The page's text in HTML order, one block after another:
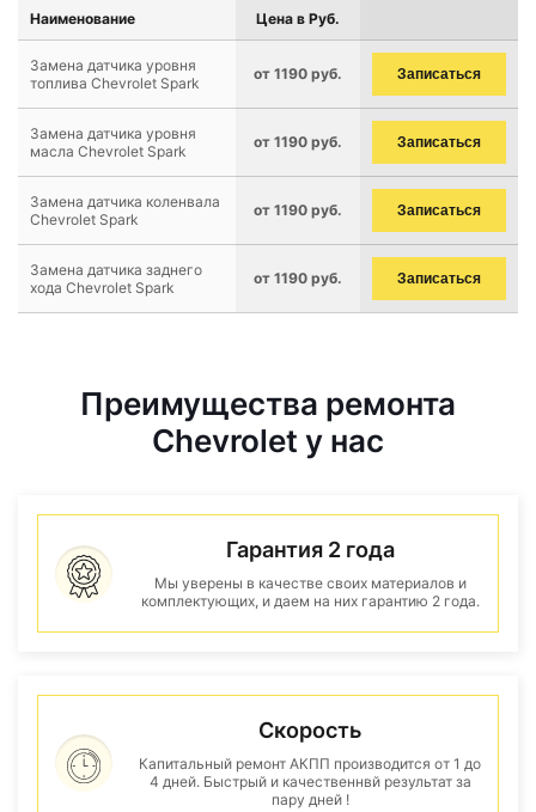
Наименование Цена в Руб.
Замена датчика уровня
топлива Chevrolet Spark
от 1190 руб. Записаться
Замена датчика уровня
масла Chevrolet Spark
от 1190 руб. Записаться
Замена датчика коленвала
Chevrolet Spark
от 1190 руб. Записаться
Замена датчика заднего
хода Chevrolet Spark
от 1190 руб. Записаться
Преимущества ремонта
Chevrolet у нас
Гарантия 2 года
Мы уверены в качестве своих материалов и
комплектующих, и даем на них гарантию 2 года.
Скорость
Капитальный ремонт АКПП производится от 1 до
4 дней. Быстрый и качественнвй результат за
пару дней !